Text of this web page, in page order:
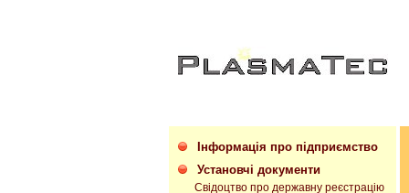
Інформація про підприємство
Установчі документи
Свідоцтво про державну реєстрацію